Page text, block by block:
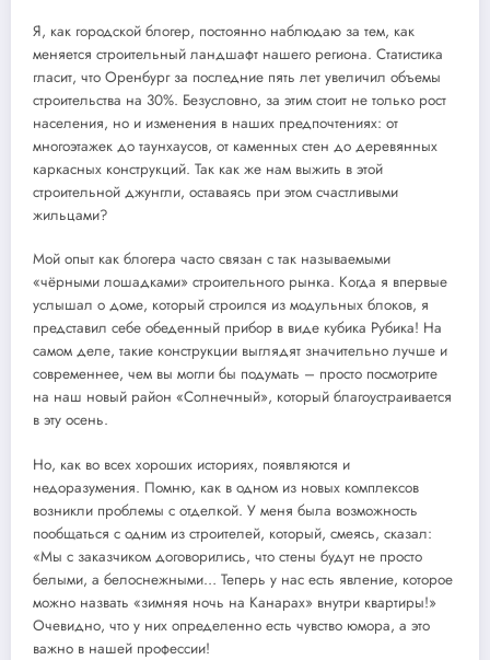
Я, как городской блогер, постоянно наблюдаю за тем, как
меняется строительный ландшафт нашего региона. Статистика
гласит, что Оренбург за последние пять лет увеличил объемы
строительства на 30%. Безусловно, за этим стоит не только рост
населения, но и изменения в наших предпочтениях: от
многоэтажек до таунхаусов, от каменных стен до деревянных
каркасных конструкций. Так как же нам выжить в этой
строительной джунгли, оставаясь при этом счастливыми
жильцами?
Мой опыт как блогера часто связан с так называемыми
«чёрными лошадками» строительного рынка. Когда я впервые
услышал о доме, который строился из модульных блоков, я
представил себе обеденный прибор в виде кубика Рубика! На
самом деле, такие конструкции выглядят значительно лучше и
современнее, чем вы могли бы подумать – просто посмотрите
на наш новый район «Солнечный», который благоустраивается
в эту осень.
Но, как во всех хороших историях, появляются и
недоразумения. Помню, как в одном из новых комплексов
возникли проблемы с отделкой. У меня была возможность
пообщаться с одним из строителей, который, смеясь, сказал:
«Мы с заказчиком договорились, что стены будут не просто
белыми, а белоснежными… Теперь у нас есть явление, которое
можно назвать «зимняя ночь на Канарах» внутри квартиры!»
Очевидно, что у них определенно есть чувство юмора, а это
важно в нашей профессии!